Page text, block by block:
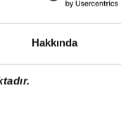
Hakkında